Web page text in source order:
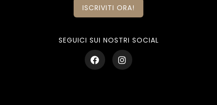
ISCRIVITI ORA!
SEGUICI SUI NOSTRI SOCIAL